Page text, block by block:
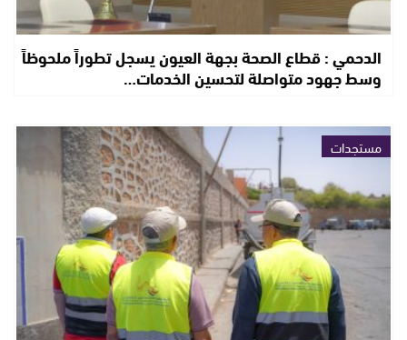
الدحمي : قطاع الصحة بجهة العيون يسجل تطوراً ملحوظاً
وسط جهود متواصلة لتحسين الخدمات…
مستجدات